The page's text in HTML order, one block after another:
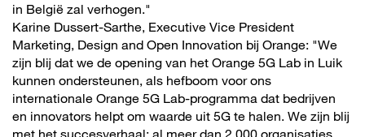
in België zal verhogen."
Karine Dussert-Sarthe, Executive Vice President
Marketing, Design and Open Innovation bij Orange: "We
zijn blij dat we de opening van het Orange 5G Lab in Luik
kunnen ondersteunen, als hefboom voor ons
internationale Orange 5G Lab-programma dat bedrijven
en innovators helpt om waarde uit 5G te halen. We zijn blij
met het succesverhaal: al meer dan 2.000 organisaties